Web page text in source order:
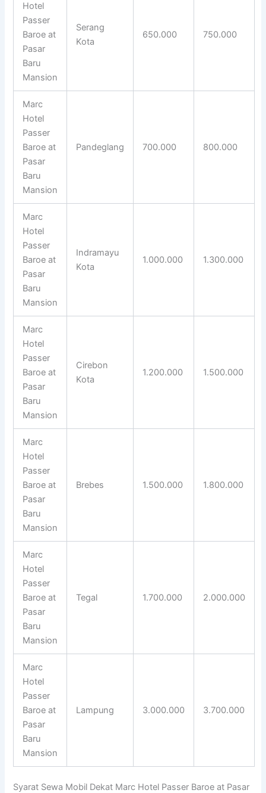
Hotel
Passer
Baroe at
Pasar
Baru
Mansion
Serang
Kota
650.000 750.000
Marc
Hotel
Passer
Baroe at
Pasar
Baru
Mansion
Pandeglang 700.000 800.000
Marc
Hotel
Passer
Baroe at
Pasar
Baru
Mansion
Indramayu
Kota
1.000.000 1.300.000
Marc
Hotel
Passer
Baroe at
Pasar
Baru
Mansion
Cirebon
Kota
1.200.000 1.500.000
Marc
Hotel
Passer
Baroe at
Pasar
Baru
Mansion
Brebes 1.500.000 1.800.000
Marc
Hotel
Passer
Baroe at
Pasar
Baru
Mansion
Tegal 1.700.000 2.000.000
Marc
Hotel
Passer
Baroe at
Pasar
Baru
Mansion
Lampung 3.000.000 3.700.000
Syarat Sewa Mobil Dekat Marc Hotel Passer Baroe at Pasar